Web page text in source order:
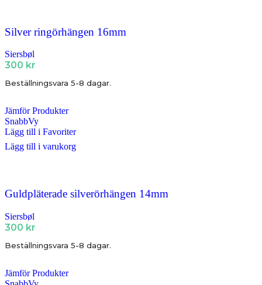
Silver ringörhängen 16mm
Siersbøl
300 kr
Beställningsvara 5-8 dagar.
Jämför Produkter
SnabbVy
Lägg till i Favoriter
Lägg till i varukorg
Guldpläterade silverörhängen 14mm
Siersbøl
300 kr
Beställningsvara 5-8 dagar.
Jämför Produkter